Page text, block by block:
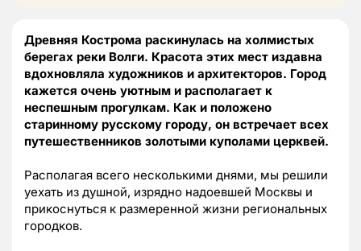
Древняя Кострома раскинулась на холмистых
берегах реки Волги. Красота этих мест издавна
вдохновляла художников и архитекторов. Город
кажется очень уютным и располагает к
неспешным прогулкам. Как и положено
старинному русскому городу, он встречает всех
путешественников золотыми куполами церквей.
Располагая всего несколькими днями, мы решили
уехать из душной, изрядно надоевшей Москвы и
прикоснуться к размеренной жизни региональных
городков.